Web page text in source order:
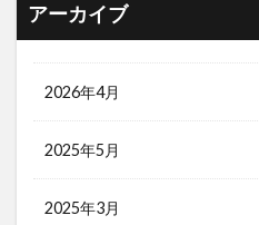
アーカイブ
2026年4月
2025年5月
2025年3月